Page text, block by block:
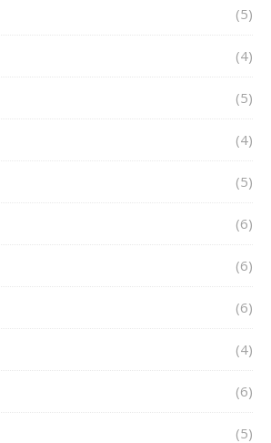
(5)
(4)
(5)
(4)
(5)
(6)
(6)
(6)
(4)
(6)
(5)